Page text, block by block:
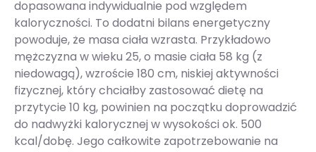
dopasowana indywidualnie pod względem
kaloryczności. To dodatni bilans energetyczny
powoduje, że masa ciała wzrasta. Przykładowo
mężczyzna w wieku 25, o masie ciała 58 kg (z
niedowagą), wzroście 180 cm, niskiej aktywności
fizycznej, który chciałby zastosować dietę na
przytycie 10 kg, powinien na początku doprowadzić
do nadwyżki kalorycznej w wysokości ok. 500
kcal/dobę. Jego całkowite zapotrzebowanie na